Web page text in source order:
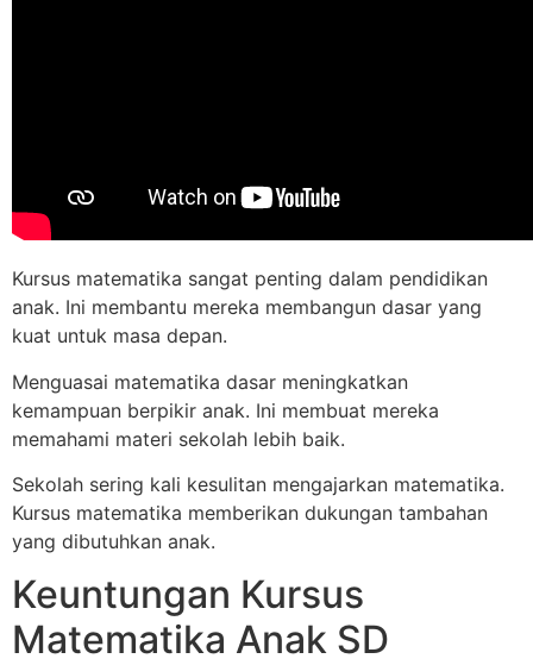
Kursus matematika sangat penting dalam pendidikan
anak. Ini membantu mereka membangun dasar yang
kuat untuk masa depan.
Menguasai matematika dasar meningkatkan
kemampuan berpikir anak. Ini membuat mereka
memahami materi sekolah lebih baik.
Sekolah sering kali kesulitan mengajarkan matematika.
Kursus matematika memberikan dukungan tambahan
yang dibutuhkan anak.
Keuntungan Kursus
Matematika Anak SD